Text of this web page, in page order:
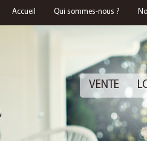
Accueil Qui sommes-nous ?
VENTE